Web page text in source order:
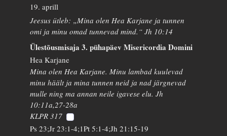
19. aprill
Jeesus ütleb: „Mina olen Hea Karjane ja tunnen
omi ja minu omad tunnevad mind.“ Jh 10:14
Ülestõusmisaja 3. pühapäev Misericordia Domini
Hea Karjane
Mina olen Hea Karjane. Minu lambad kuulevad
minu häält ja mina tunnen neid ja nad järgnevad
mulle ning ma annan neile igavese elu. Jh
10:11a,27-28a
KLPR 317
Ps 23;Jr 23:1-4;1Pt 5:1-4;Jh 21:15-19